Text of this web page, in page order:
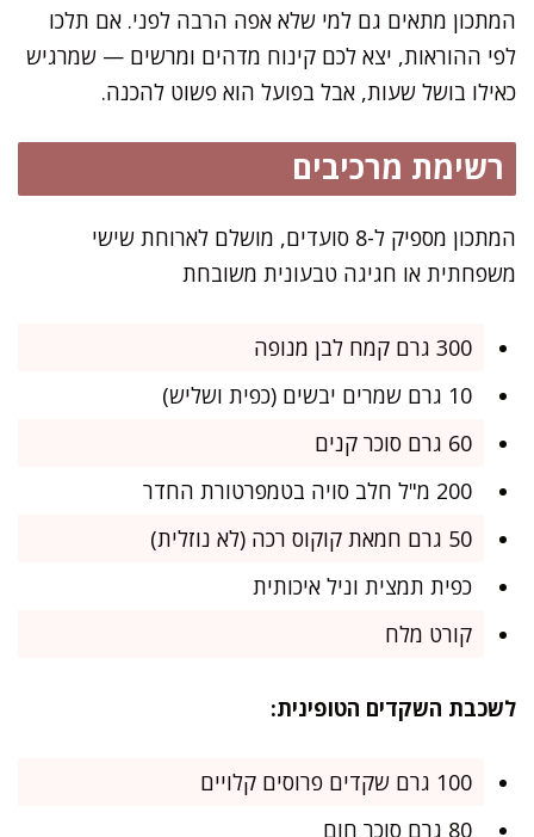
המתכון מתאים גם למי שלא אפה הרבה לפני. אם תלכו
לפי ההוראות, יצא לכם קינוח מדהים ומרשים — שמרגיש
כאילו בושל שעות, אבל בפועל הוא פשוט להכנה.
רשימת מרכיבים
המתכון מספיק ל-8 סועדים, מושלם לארוחת שישי
משפחתית או חגיגה טבעונית משובחת
300 גרם קמח לבן מנופה
10 גרם שמרים יבשים (כפית ושליש)
60 גרם סוכר קנים
200 מ"ל חלב סויה בטמפרטורת החדר
50 גרם חמאת קוקוס רכה (לא נוזלית)
כפית תמצית וניל איכותית
קורט מלח
לשכבת השקדים הטופינית:
100 גרם שקדים פרוסים קלויים
80 גרם סוכר חום